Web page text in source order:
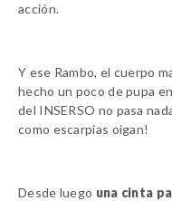
acción.
Y ese Rambo, el cuerpo
hecho un poco de pupa
del INSERSO no pasa
como escarpias oigan!
Desde luego una cinta